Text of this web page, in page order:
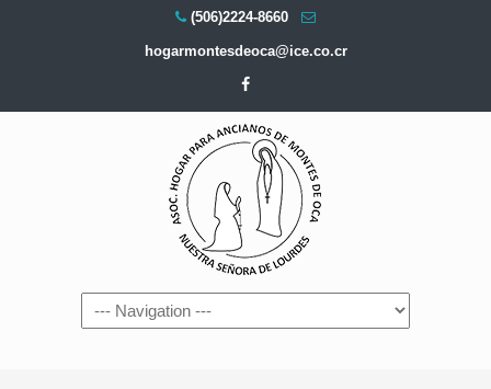
(506)2224-8660
hogarmontesdeoca@ice.co.cr
Navigation